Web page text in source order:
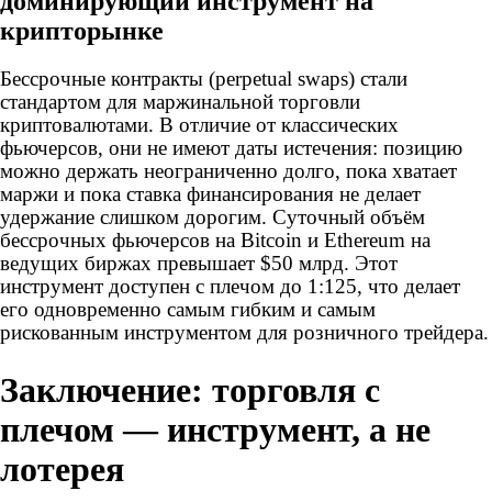
крипторынке
Бессрочные контракты (perpetual swaps) стали
стандартом для маржинальной торговли
криптовалютами. В отличие от классических
фьючерсов, они не имеют даты истечения: позицию
можно держать неограниченно долго, пока хватает
маржи и пока ставка финансирования не делает
удержание слишком дорогим. Суточный объём
бессрочных фьючерсов на Bitcoin и Ethereum на
ведущих биржах превышает $50 млрд. Этот
инструмент доступен с плечом до 1:125, что делает
его одновременно самым гибким и самым
рискованным инструментом для розничного трейдера.
Заключение: торговля с
плечом — инструмент, а не
лотерея